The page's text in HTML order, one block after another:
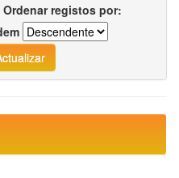
Ordenar registos por: